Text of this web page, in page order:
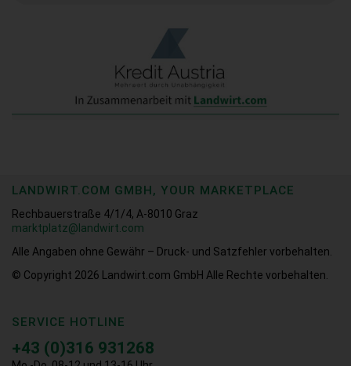
LANDWIRT.COM GMBH, YOUR MARKETPLACE
Rechbauerstraße 4/1/4, A-8010 Graz
marktplatz@landwirt.com
Alle Angaben ohne Gewähr – Druck- und Satzfehler vorbehalten.
© Copyright 2026
Landwirt.com GmbH Alle Rechte vorbehalten.
SERVICE HOTLINE
+43 (0)316 931268